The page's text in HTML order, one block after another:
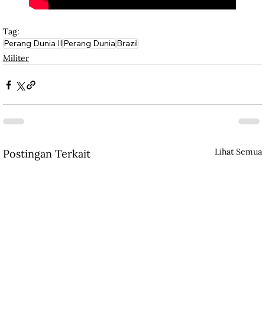
Tag:
Perang Dunia II Perang Dunia Brazil
Militer
Postingan Terkait Lihat Semua